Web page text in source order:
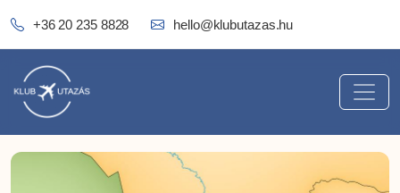
+36 20 235 8828 hello@klubutazas.hu